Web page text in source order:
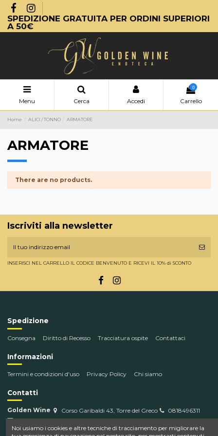
SPEDIZIONE GRATUITA PER ORDINI SUPERIORI
A 50€
Menu Cerca Accedi
0
Carrello
Home ALICI / TONNO ARMATORE
ARMATORE
There are no products.
Iscriviti alla newsletter
INSERISCI NEL CARRELLO IL CODICE BENVENUTO E RICEVI IL 10% di SCONTO
Spedizione
Consegna Diritto di Recesso Tracciatura ospite Contattaci
Informazioni
Termini e condizioni d'uso Privacy Policy Chi siamo
Contatti
Golden Wine Corso Garibaldi 43, Torre del Greco
0818496311
info@goldenwine.com
Noi usiamo i cookies e altre tecniche di tracciamento per migliorare la